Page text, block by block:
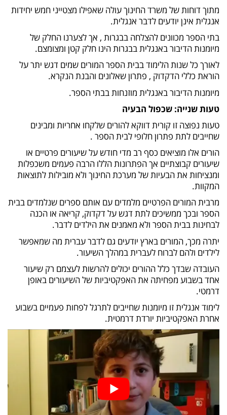
מתוך דוחות של משרד החינוך עולה שאפילו מצטייני חמש יחידות
אנגלית אינן יודעים לדבר אנגלית.
בתי הספר מכוונים להצלחה בבגרות , אך לצערנו החלק של
מיומנות הדיבור באנגלית בבגרות הינו חלק קטן ומצומצם.
לאורך כל שנות הלימוד בבית הספר המורים שמים דגש יתר על
הוראת כללי הדקדוק , פתרון שאלונים והבנת הנקרא.
מיומנות הדיבור באנגלית מוזנחות בבתי הספר.
טעות שנייה: שכפול הבעיה
טעות נפוצה זו קורית דווקא להורים שלקחו אחריות ומבינים
שחייבים לתת פתרון חלופי לבית הספר .
הורים אלו מוציאים כסף רב מדי חודש על שיעורים פרטיים או
שיעורים קבוצתיים אך הפתרונות הללו הרבה פעמים משכפלות
ומנציחות את הבעיות של מערכת החינוך ולא מובילות לתוצאות
המקוות.
מרבית המורים הפרטיים מלמדים עם אותם ספרים שנלמדים בבית
הספר ובכך ממשיכים לתת דגש על דקדוק, קריאה או הכנה
לבחינות בבית הספר ולא מאמנים את הילדים לדבר.
יתרה מכך, המורים בארץ יודעים גם לדבר עברית מה שמאפשר
לילדים ולהם לברוח לעברית במהלך השיעור.
העובדה שבדך כלל ההורים יכולים להרשות לעצמם רק שיעור
אחד בשבוע מפחיתה את האפקטיביות של השיעורים באופן
דרמטי.
לימוד אנגלית זו מיומנות שחייבים לתרגל לפחות פעמיים בשבוע
אחרת האפקטיביות יורדת דרמטית.